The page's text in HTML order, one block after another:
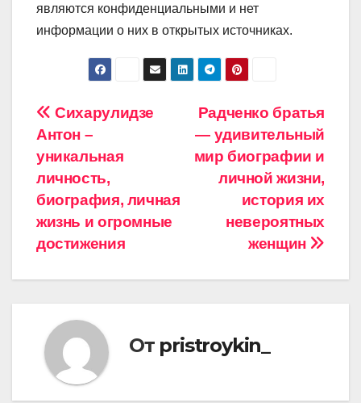
являются конфиденциальными и нет
информации о них в открытых источниках.
Навигация
по
записям
Радченко братья
— удивительный
мир биографии и
личной жизни,
история их
невероятных
женщин
Сихарулидзе
Антон –
уникальная
личность,
биография, личная
жизнь и огромные
достижения
От pristroykin_